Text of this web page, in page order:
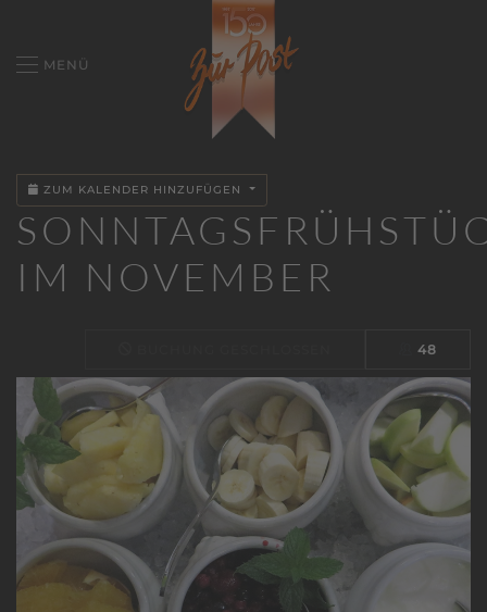
MENÜ
ZUM KALENDER HINZUFÜGEN
IM NOVEMBER
48